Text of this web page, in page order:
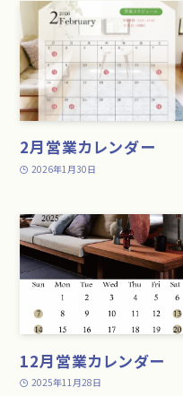
2月営業カレンダー
2026年1月30日
12月営業カレンダー
2025年11月28日